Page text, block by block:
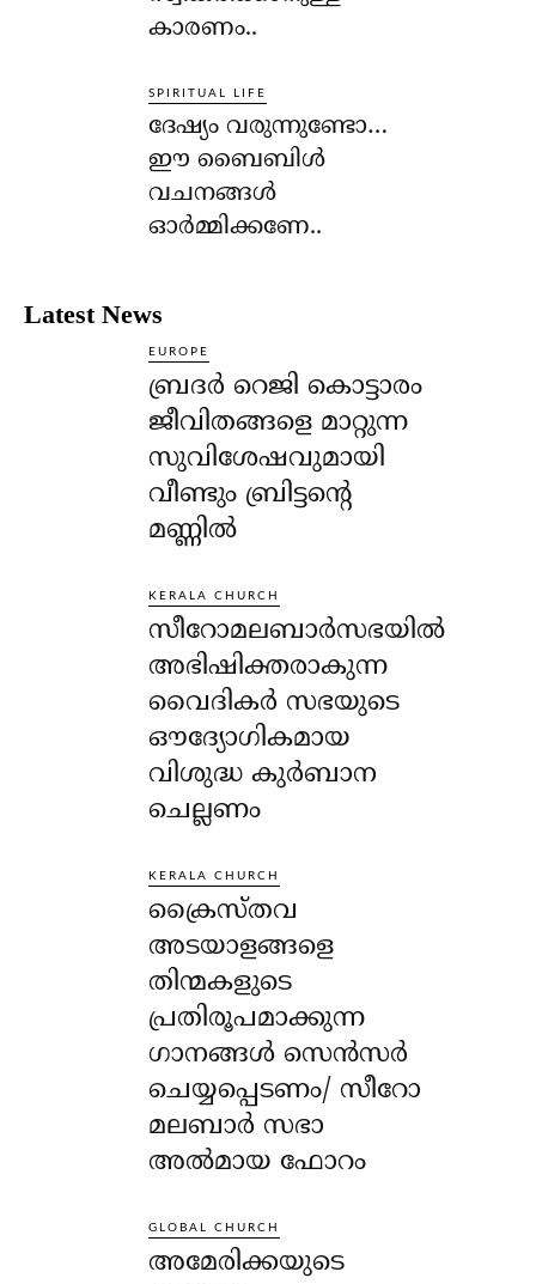
കാരണം..
SPIRITUAL LIFE
ദേഷ്യം വരുന്നുണ്ടോ…
ഈ ബൈബിള്‍
വചനങ്ങള്‍
ഓര്‍മ്മിക്കണേ..
Latest News
EUROPE
ബ്രദർ റെജി കൊട്ടാരം
ജീവിതങ്ങളെ മാറ്റുന്ന
സുവിശേഷവുമായി
വീണ്ടും ബ്രിട്ടന്റെ
മണ്ണിൽ
KERALA CHURCH
സീറോമലബാർസഭയിൽ
അഭിഷിക്തരാകുന്ന
വൈദികർ സഭയുടെ
ഔദ്യോഗികമായ
വിശുദ്ധ കുർബാന
ചെല്ലണം
KERALA CHURCH
ക്രൈസ്തവ
അടയാളങ്ങളെ
തിന്മകളുടെ
പ്രതിരൂപമാക്കുന്ന
ഗാനങ്ങൾ സെൻസർ
ചെയ്യപ്പെടണം/ സീറോ
മലബാർ സഭാ
അൽമായ ഫോറം
GLOBAL CHURCH
അമേരിക്കയുടെ